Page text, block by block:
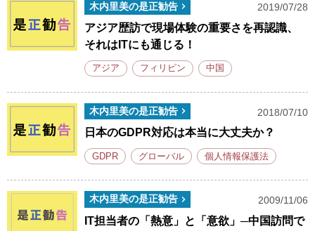
木内里美の是正勧告 2019/07/28
アジア歴訪で現場体験の重要さを再認識、
それはITにも通じる！
アジア フィリピン 中国
木内里美の是正勧告 2018/07/10
日本のGDPR対応は本当に大丈夫か？
GDPR グローバル 個人情報保護法
木内里美の是正勧告 2009/11/06
IT担当者の「熱意」と「意欲」─中国訪問で